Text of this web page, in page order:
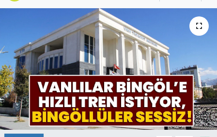
KARLIOVA
KİĞI
MERKEZ
RESMİ İLANLAR
SAĞLIK
Haber Arşivi